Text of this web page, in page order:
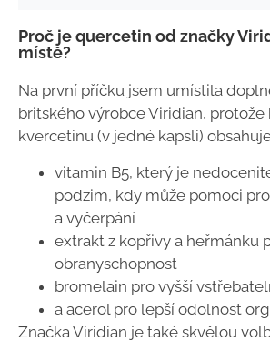
Proč je quercetin od značky
místě?
Na první příčku jsem umístila
britského výrobce Viridian, protože
kvercetinu (v jedné kapsli)
vitamin B5, který je
podzim, kdy může pomoci
a vyčerpání
extrakt z kopřivy a heřmánku
obranyschopnost
bromelain pro vyšší
a acerol pro lepší odolnost
Značka Viridian je také skvělou